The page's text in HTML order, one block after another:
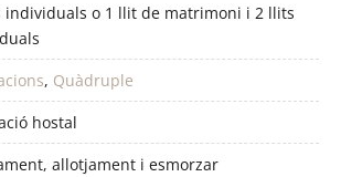
individuals o 1 llit de matrimoni i 2 llits
, Quàdruple
hostal
, allotjament i esmorzar